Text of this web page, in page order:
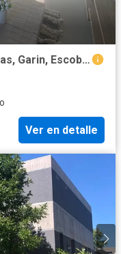
Casa en Alquiler en DECS Tortugas, Garin, Escobar, G.B.A. Zona Norte, Argentina
Ver en detalle